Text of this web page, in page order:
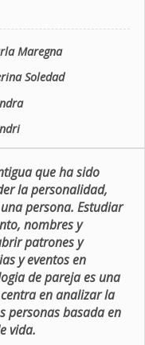
Maregna
Soledad
que ha sido
la personalidad,
persona. Estudiar
nombres y
patrones y
y eventos en
de pareja es una
en analizar la
personas basada en
vida.